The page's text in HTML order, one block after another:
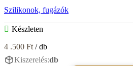
Szilikonok, fugázók
Készleten
4 .500 Ft / db
Kiszerelés:db